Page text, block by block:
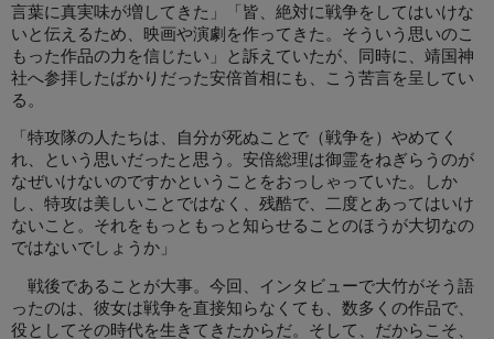
言葉に真実味が増してきた」「皆、絶対に戦争をしてはいけな
いと伝えるため、映画や演劇を作ってきた。そういう思いのこ
もった作品の力を信じたい」と訴えていたが、同時に、靖国神
社へ参拝したばかりだった安倍首相にも、こう苦言を呈してい
る。
「特攻隊の人たちは、自分が死ぬことで（戦争を）やめてく
れ、という思いだったと思う。安倍総理は御霊をねぎらうのが
なぜいけないのですかということをおっしゃっていた。しか
し、特攻は美しいことではなく、残酷で、二度とあってはいけ
ないこと。それをもっともっと知らせることのほうが大切なの
ではないでしょうか」
戦後であることが大事。今回、インタビューで大竹がそう語
ったのは、彼女は戦争を直接知らなくても、数多くの作品で、
役としてその時代を生きてきたからだ。そして、だからこそ、